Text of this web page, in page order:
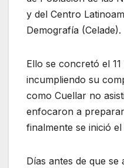
y del Centro
Demografía (Celade).
Ello se concretó el
incumpliendo su
como Cuellar no
enfocaron a
finalmente se inició
Días antes de que se